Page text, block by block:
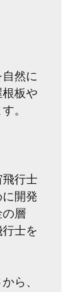
然に
根板や
。
飛行士
開発
層
士を
ら、